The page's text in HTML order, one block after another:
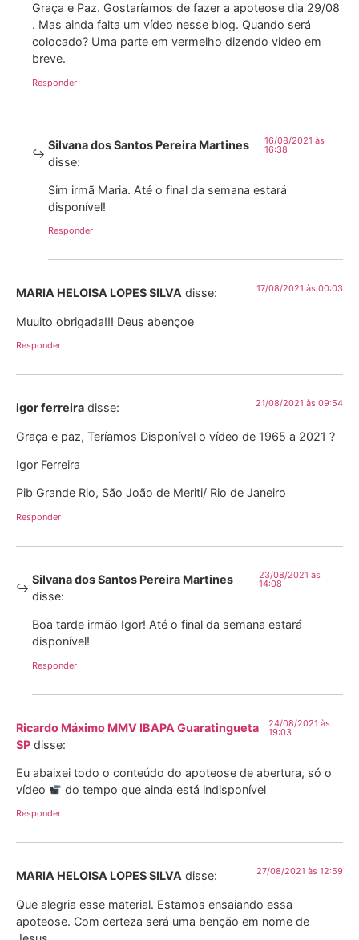
Graça e Paz. Gostaríamos de fazer a apoteose dia 29/08
. Mas ainda falta um vídeo nesse blog. Quando será
colocado? Uma parte em vermelho dizendo video em
breve.
Responder
Silvana dos Santos Pereira Martines
disse:
16/08/2021 às
16:38
Sim irmã Maria. Até o final da semana estará
disponível!
Responder
MARIA HELOISA LOPES SILVA disse: 17/08/2021 às 00:03
Muuito obrigada!!! Deus abençoe
Responder
igor ferreira disse: 21/08/2021 às 09:54
Graça e paz, Teríamos Disponível o vídeo de 1965 a 2021 ?
Igor Ferreira
Pib Grande Rio, São João de Meriti/ Rio de Janeiro
Responder
Silvana dos Santos Pereira Martines
disse:
23/08/2021 às
14:08
Boa tarde irmão Igor! Até o final da semana estará
disponível!
Responder
Ricardo Máximo MMV IBAPA Guaratingueta
SP disse:
24/08/2021 às
19:03
Eu abaixei todo o conteúdo do apoteose de abertura, só o
vídeo
do tempo que ainda está indisponível
Responder
MARIA HELOISA LOPES SILVA disse: 27/08/2021 às 12:59
Que alegria esse material. Estamos ensaiando essa
apoteose. Com certeza será uma benção em nome de